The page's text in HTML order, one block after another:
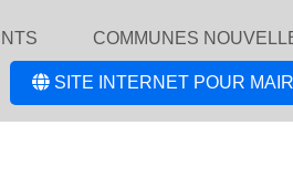
COMMUNES
SITE INTERNET POUR